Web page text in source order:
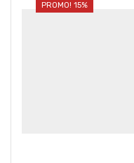
PROMO! 15%